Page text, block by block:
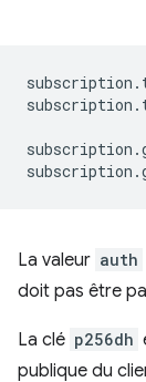
subscription .
subscription .
subscription .
subscription .
La valeur auth
doit pas être
La clé p256dh
publique du